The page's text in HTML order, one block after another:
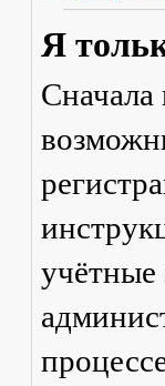
Я
Сначала
учётные